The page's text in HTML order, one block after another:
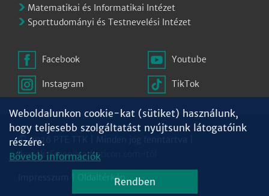
Matematikai és Informatikai Intézet
Sporttudományi és Testnevelési Intézet
Facebook
Instagram
Youtube
TikTok
© 2026 PTE TTK | Minden jog fenntartva |
Ikonok:Freepikaflaticon.com
Oldaltérkép
Weboldalunkon cookie-kat (sütiket) használunk,
hogy teljesebb szolgáltatást nyújtsunk látogatóink
részére.
Bővebb információk
Rendben